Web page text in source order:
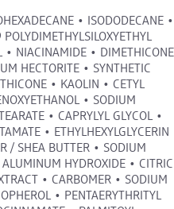
• ISODODECANE •
• NIACINAMIDE • DIMETHICONE
HECTORITE • SYNTHETIC
• KAOLIN • CETYL
• SODIUM
• CAPRYLYL GLYCOL •
• ETHYLHEXYLGLYCERIN
/ SHEA BUTTER • SODIUM
HYDROXIDE • CITRIC
• CARBOMER • SODIUM
• PENTAERYTHRITYL